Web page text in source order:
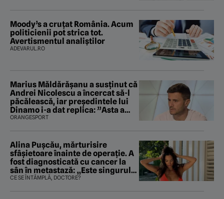
Moody’s a cruțat România. Acum
politicienii pot strica tot.
Avertismentul analiștilor
ADEVARUL.RO
Marius Măldărăşanu a susţinut că
Andrei Nicolescu a încercat să-l
păcălească, iar preşedintele lui
Dinamo i-a dat replica: ”Asta a
fost istoria”
ORANGESPORT
Alina Pușcău, mărturisire
sfâșietoare înainte de operație. A
fost diagnosticată cu cancer la
sân în metastază: „Este singurul
tratament care o să mă ajute să
CE SE ÎNTÂMPLĂ, DOCTORE?